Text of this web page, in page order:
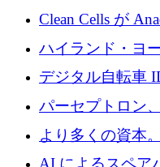
達
Clean Cells が
門知識によるバ
ハイランド・ヨ
規模拡大を支援
ンドVIを閉鎖
デジタル自転車
TÖNNJES への
パーセプトロン
ークの構築に
より多くの資本
2026 年上半期が
AI によるスペア